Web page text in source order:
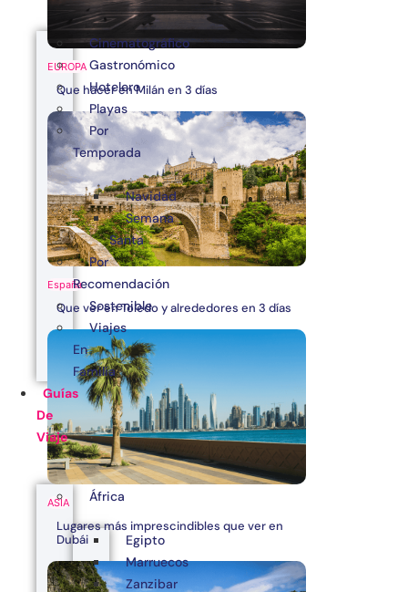
EUROPA
Que hacer en Milán en 3 días
España
Que ver en Toledo y alrededores en 3 días
ASIA
Lugares más imprescindibles que ver en
Dubái
Cinematográfico
Gastronómico
Hotelero
Playas
Por
Temporada
Navidad
Semana
Santa
Por
Recomendación
Sostenible
Viajes
En
Familia
Guías
De
Viaje
África
Egipto
Marruecos
Zanzibar